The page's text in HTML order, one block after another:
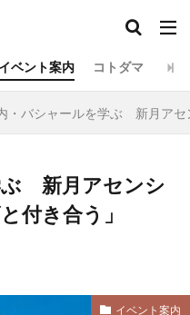
イベント案内 コトダマ
・バシャールを学ぶ 新月アセ
ぶ 新月アセンシ
付き合う」
イベント案内
イヤシロチ
エコ
ン
デトックス
子供